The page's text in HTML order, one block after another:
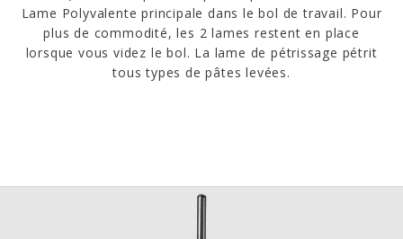
Lame Polyvalente principale dans le bol de travail. Pour
plus de commodité, les 2 lames restent en place
lorsque vous videz le bol. La lame de pétrissage pétrit
tous types de pâtes levées.